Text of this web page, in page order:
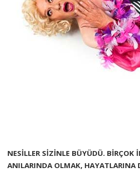
NESİLLER SİZİNLE BÜYÜDÜ. BİRÇOK
ANILARINDA OLMAK, HAYATLARINA